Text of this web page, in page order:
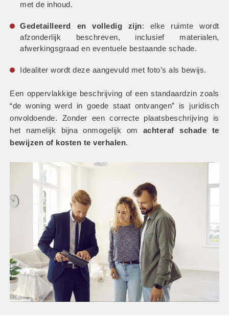
met de inhoud.
Gedetailleerd en volledig zijn: elke ruimte wordt
afzonderlijk beschreven, inclusief materialen,
afwerkingsgraad en eventuele bestaande schade.
Idealiter wordt deze aangevuld met foto’s als bewijs.
Een oppervlakkige beschrijving of een standaardzin zoals
“de woning werd in goede staat ontvangen” is juridisch
onvoldoende. Zonder een correcte plaatsbeschrijving is
het namelijk bijna onmogelijk om
achteraf schade te
bewijzen of kosten te verhalen.